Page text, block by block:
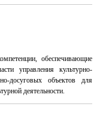
обеспечивающие
управления культурно-
досуговых объектов для
деятельности.